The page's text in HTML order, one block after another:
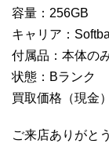
容量：256GB
キャリア：
付属品：本体の
状態：Bランク
買取価格（現金
ご来店ありがと